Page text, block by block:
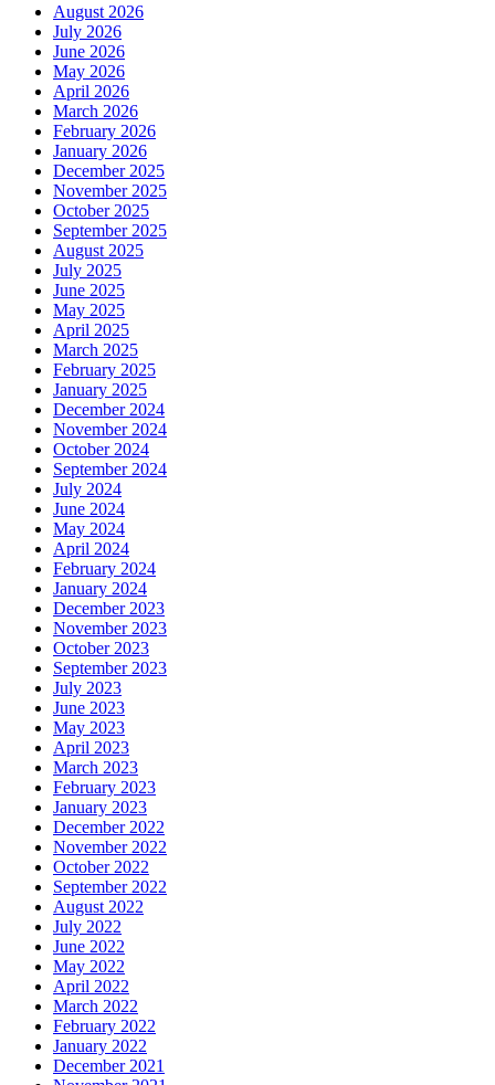
August 2026
July 2026
June 2026
May 2026
April 2026
March 2026
February 2026
January 2026
December 2025
November 2025
October 2025
September 2025
August 2025
July 2025
June 2025
May 2025
April 2025
March 2025
February 2025
January 2025
December 2024
November 2024
October 2024
September 2024
July 2024
June 2024
May 2024
April 2024
February 2024
January 2024
December 2023
November 2023
October 2023
September 2023
July 2023
June 2023
May 2023
April 2023
March 2023
February 2023
January 2023
December 2022
November 2022
October 2022
September 2022
August 2022
July 2022
June 2022
May 2022
April 2022
March 2022
February 2022
January 2022
December 2021